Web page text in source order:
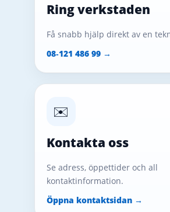
Ring verkstaden
Få snabb hjälp direkt av en
08‑121 486 99 →
✉️
Kontakta oss
Se adress, öppettider och all
kontaktinformation.
Öppna kontaktsidan →